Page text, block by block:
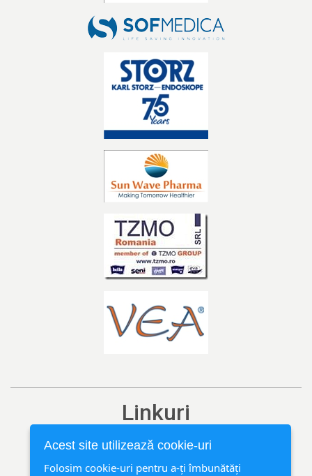
Linkuri
Ediția curentă
Arhivă
Acest site utilizează cookie-uri
Folosim cookie-uri pentru a-ți îmbunătăți